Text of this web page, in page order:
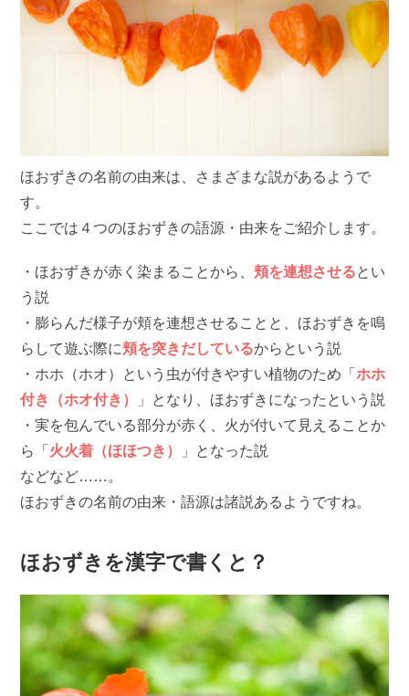
ほおずきの名前の由来は、さまざまな説があるようで
す。
ここでは４つのほおずきの語源・由来をご紹介します。
・ほおずきが赤く染まることから、頬を連想させるとい
う説
・膨らんだ様子が頬を連想させることと、ほおずきを鳴
らして遊ぶ際に頬を突きだしているからという説
・ホホ（ホオ）という虫が付きやすい植物のため「ホホ
付き（ホオ付き）
」となり、ほおずきになったという説
・実を包んでいる部分が赤く、火が付いて見えることか
ら「 火火着（ほほつき）
」となった説
などなど……。
ほおずきの名前の由来・語源は諸説あるようですね。
ほおずきを漢字で書くと？